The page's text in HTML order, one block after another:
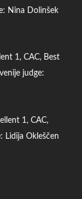
Nina Dolinšek
1, CAC, Best
judge:
1, CAC,
Lidija Okleščen